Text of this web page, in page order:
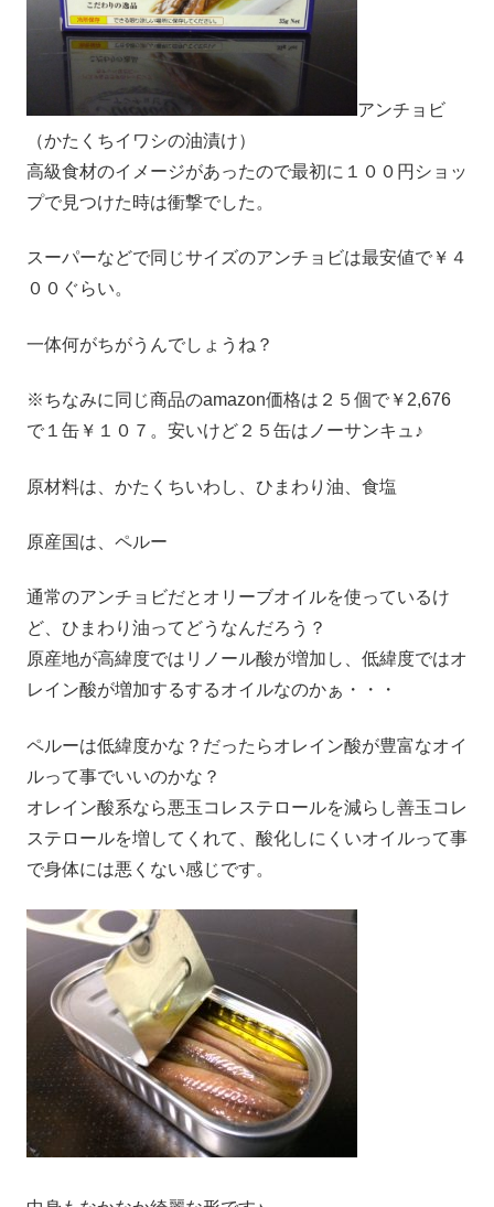
アンチョビ
（かたくちイワシの油漬け）
高級食材のイメージがあったので最初に１００円ショッ
プで見つけた時は衝撃でした。
スーパーなどで同じサイズのアンチョビは最安値で￥４
００ぐらい。
一体何がちがうんでしょうね？
※ちなみに同じ商品のamazon価格は２５個で￥2,676
で１缶￥１０７。安いけど２５缶はノーサンキュ♪
原材料は、かたくちいわし、ひまわり油、食塩
原産国は、ペルー
通常のアンチョビだとオリーブオイルを使っているけ
ど、ひまわり油ってどうなんだろう？
原産地が高緯度ではリノール酸が増加し、低緯度ではオ
レイン酸が増加するするオイルなのかぁ・・・
ペルーは低緯度かな？だったらオレイン酸が豊富なオイ
ルって事でいいのかな？
オレイン酸系なら悪玉コレステロールを減らし善玉コレ
ステロールを増してくれて、酸化しにくいオイルって事
で身体には悪くない感じです。